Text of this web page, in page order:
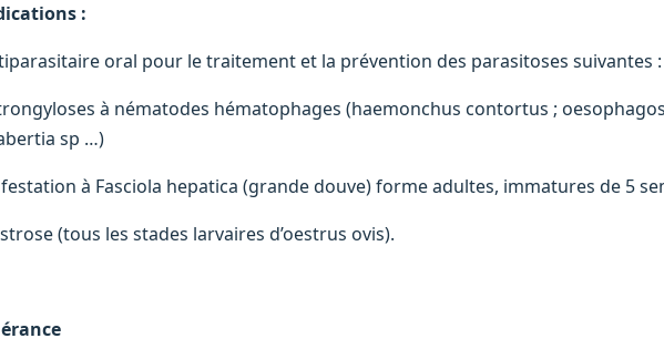
:
oral pour le traitement et la prévention des parasitoses suivantes :
à nématodes hématophages (haemonchus contortus ;
sp …)
à Fasciola hepatica (grande douve) forme adultes, immatures de 5
(tous les stades larvaires d’oestrus ovis).